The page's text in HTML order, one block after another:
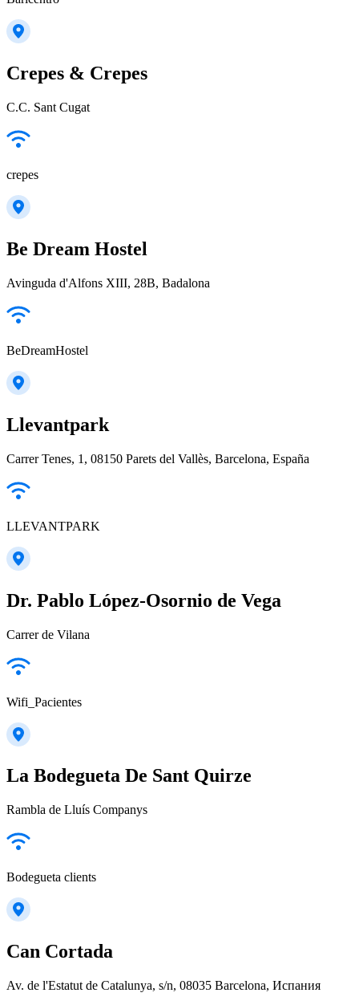
Crepes & Crepes
C.C. Sant Cugat
crepes
Be Dream Hostel
Avinguda d'Alfons XIII, 28B, Badalona
BeDreamHostel
Llevantpark
Carrer Tenes, 1, 08150 Parets del Vallès, Barcelona, España
LLEVANTPARK
Dr. Pablo López-Osornio de Vega
Carrer de Vilana
Wifi_Pacientes
La Bodegueta De Sant Quirze
Rambla de Lluís Companys
Bodegueta clients
Can Cortada
Av. de l'Estatut de Catalunya, s/n, 08035 Barcelona, Испания